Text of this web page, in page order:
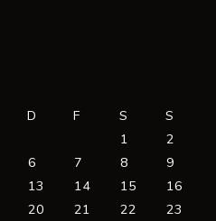
D F S
S
1
2
6 7 8
9
13 14 15
16
20 21 22
23